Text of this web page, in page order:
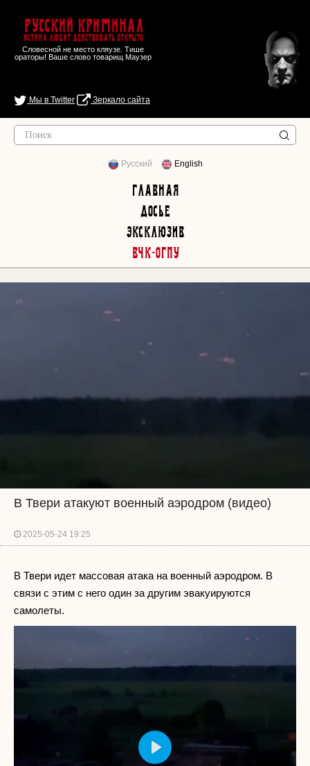
Русский Криминал
Истина любит действовать открыто
Словесной не место кляузе. Тише
ораторы! Ваше слово товарищ Маузер
Мы в Twitter Зеркало сайта
Русский English
Главная
Досье
Эксклюзив
ВЧК-ОГПУ
В Твери атакуют военный аэродром (видео)
2025-05-24 19:25
В Твери идет массовая атака на военный аэродром. В
связи с этим с него один за другим эвакуируются
самолеты.
Play